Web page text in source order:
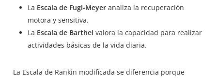
La Escala de Fugl-Meyeranaliza la recuperación
motora y sensitiva.
La Escala de Barthel valora la capacidad para realizar
actividades básicas de la vida diaria.
La Escala de Rankin modificada se diferencia porque